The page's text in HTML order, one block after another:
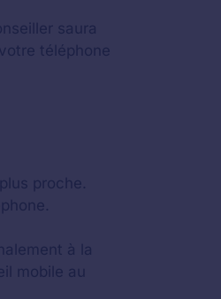
saura
téléphone
proche.
à la
mobile au